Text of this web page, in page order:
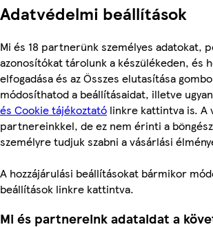
Adatvédelmi beállítások
Mi és 18 partnerünk személyes adatokat,
azonosítókat tárolunk a készülékeden, és
elfogadása és az Összes elutasítása
módosíthatod a beállításaidat, illetve
és Cookie tájékoztató linkre kattintva is. A
partnereinkkel, de ez nem érinti a
személyre tudjuk szabni a vásárlási
A hozzájárulási beállításokat bármikor
beállítások linkre kattintva.
Mi és partnereink adataidat a